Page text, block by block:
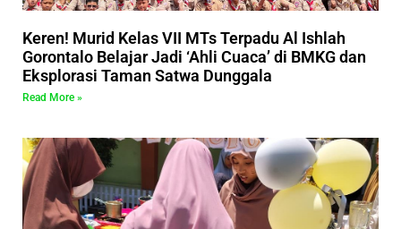
Keren! Murid Kelas VII MTs Terpadu Al Ishlah
Gorontalo Belajar Jadi ‘Ahli Cuaca’ di BMKG dan
Eksplorasi Taman Satwa Dunggala
Read More »